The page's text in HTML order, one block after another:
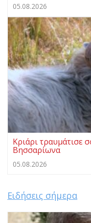
05.08.2026
Κριάρι τραυμάτισε
Βησσαρίωνα
05.08.2026
Ειδήσεις σήμερα